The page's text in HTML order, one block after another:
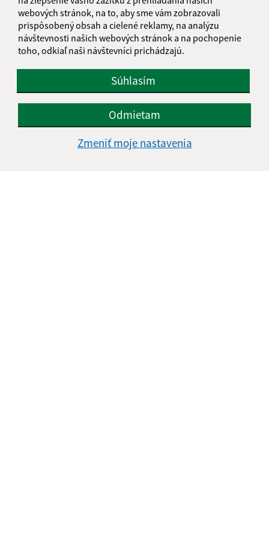
webových stránok, na to, aby sme vám zobrazovali
prispôsobený obsah a cielené reklamy, na analýzu
návštevnosti našich webových stránok a na pochopenie
toho, odkiaľ naši návštevníci prichádzajú.
Súhlasím
Odmietam
Zmeniť moje nastavenia
IČO: 00327981